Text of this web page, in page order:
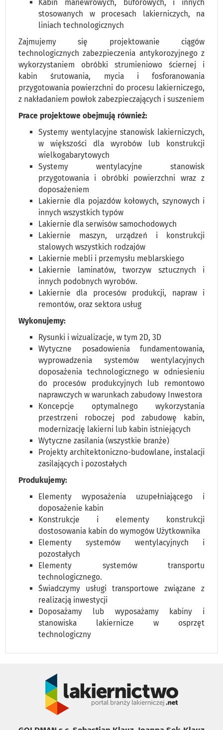
Kabin manewrowych, buforowych, i innych
stosowanych w procesach lakierniczych, na
liniach technologicznych
Zajmujemy się projektowanie ciągów
technologicznych zabezpieczenia antykorozyjnego z
wykorzystaniem obróbki strumieniowo ściernej i
kabin śrutowania, mycia i fosforanowania
przygotowania powierzchni do procesu lakierniczego,
z nakładaniem powłok zabezpieczających i suszeniem
Prace projektowe obejmują również:
Systemy wentylacyjne stanowisk lakierniczych,
w większości dla wyrobów lub konstrukcji
wielkogabarytowych
Systemy wentylacyjne stanowisk
przygotowania i obróbki powierzchni wraz z
doposażeniem
Lakiernie dla pojazdów kołowych, szynowych i
innych wszystkich typów
Lakiernie dla serwisów samochodowych
Lakiernie maszyn, urządzeń i konstrukcji
stalowych wszystkich rodzajów
Lakiernie mebli i przemysłu meblarskiego
Lakiernie laminatów, tworzyw sztucznych i
innych podobnych wyrobów.
Lakiernie dla procesów produkcji, napraw i
remontów, oraz sektora usług
Wykonujemy:
Rysunki i wizualizacje, w tym 2D, 3D
Wytyczne posadowienia fundamentowania,
wyprowadzenia systemów wentylacyjnych
doposażenia technologicznego w odniesieniu
do procesów produkcyjnych lub remontowo
naprawczych w warunkach zabudowy Inwestora
Koncepcje optymalnego wykorzystania
przestrzeni roboczej pod zabudowę kabin,
modernizację lakierni lub kabin istniejących
Wytyczne zasilania (wszystkie branże)
Projekty architektoniczno-budowlane, instalacji
zasilających i pozostałych
Produkujemy:
Elementy wyposażenia uzupełniającego i
doposażenie kabin
Konstrukcje i elementy konstrukcji
dostosowania kabin do wymogów Użytkownika
Elementy systemów wentylacyjnych i
pozostałych
Elementy systemów transportu
technologicznego.
Świadczymy usługi transportowe związane z
realizacją inwestycji
Doposażamy lub wyposażamy kabiny i
stanowiska lakiernicze w osprzęt
technologiczny